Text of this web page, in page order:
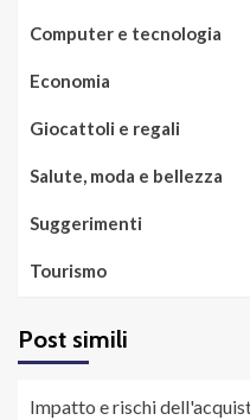
Computer e tecnologia
Economia
Giocattoli e regali
Salute, moda e bellezza
Suggerimenti
Tourismo
Post simili
Impatto e rischi